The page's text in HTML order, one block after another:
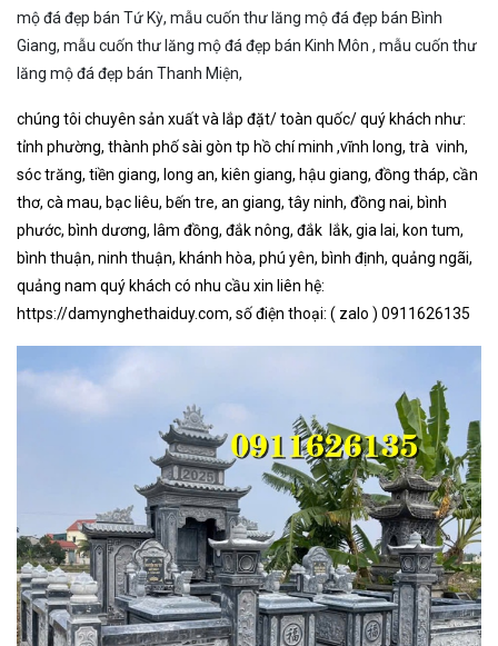
mộ đá đẹp bán Tứ Kỳ, mẫu cuốn thư lăng mộ đá đẹp bán Bình
Giang, mẫu cuốn thư lăng mộ đá đẹp bán Kinh Môn , mẫu cuốn thư
lăng mộ đá đẹp bán Thanh Miện,
chúng tôi chuyên sản xuất và lắp đặt/ toàn quốc/ quý khách như:
tỉnh phường, thành phố sài gòn tp hồ chí minh ,vĩnh long, trà vinh,
sóc trăng, tiền giang, long an, kiên giang, hậu giang, đồng tháp, cần
thơ, cà mau, bạc liêu, bến tre, an giang, tây ninh, đồng nai, bình
phước, bình dương, lâm đồng, đắk nông, đắk lắk, gia lai, kon tum,
bình thuận, ninh thuận, khánh hòa, phú yên, bình định, quảng ngãi,
quảng nam quý khách có nhu cầu xin liên hệ:
https://damynghethaiduy.com, số điện thoại: ( zalo ) 0911626135